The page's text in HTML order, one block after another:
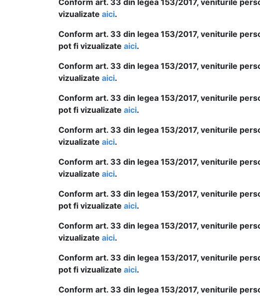
Conform art. 33 din legea 153/2017, veniturile
vizualizate aici.
Conform art. 33 din legea 153/2017, veniturile
pot fi vizualizate aici.
Conform art. 33 din legea 153/2017, veniturile
vizualizate aici.
Conform art. 33 din legea 153/2017, veniturile
pot fi vizualizate aici.
Conform art. 33 din legea 153/2017, veniturile
vizualizate aici.
Conform art. 33 din legea 153/2017, veniturile
vizualizate aici.
Conform art. 33 din legea 153/2017, veniturile
pot fi vizualizate aici.
Conform art. 33 din legea 153/2017, veniturile
vizualizate aici.
Conform art. 33 din legea 153/2017, veniturile
pot fi vizualizate aici.
Conform art. 33 din legea 153/2017, veniturile